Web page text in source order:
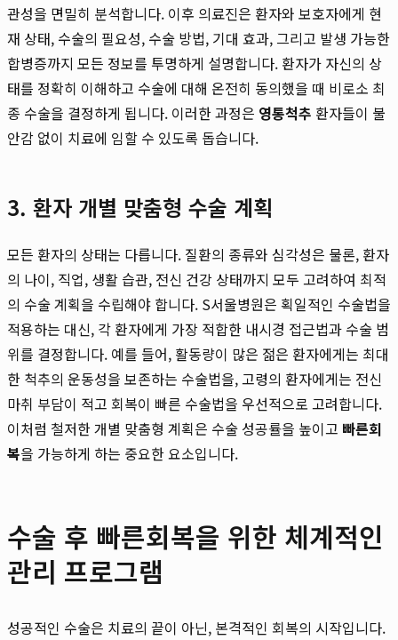
관성을 면밀히 분석합니다. 이후 의료진은 환자와 보호자에게 현
재 상태, 수술의 필요성, 수술 방법, 기대 효과, 그리고 발생 가능한
합병증까지 모든 정보를 투명하게 설명합니다. 환자가 자신의 상
태를 정확히 이해하고 수술에 대해 온전히 동의했을 때 비로소 최
종 수술을 결정하게 됩니다. 이러한 과정은 영통척추 환자들이 불
안감 없이 치료에 임할 수 있도록 돕습니다.
3. 환자 개별 맞춤형 수술 계획
모든 환자의 상태는 다릅니다. 질환의 종류와 심각성은 물론, 환자
의 나이, 직업, 생활 습관, 전신 건강 상태까지 모두 고려하여 최적
의 수술 계획을 수립해야 합니다. S서울병원은 획일적인 수술법을
적용하는 대신, 각 환자에게 가장 적합한 내시경 접근법과 수술 범
위를 결정합니다. 예를 들어, 활동량이 많은 젊은 환자에게는 최대
한 척추의 운동성을 보존하는 수술법을, 고령의 환자에게는 전신
마취 부담이 적고 회복이 빠른 수술법을 우선적으로 고려합니다.
이처럼 철저한 개별 맞춤형 계획은 수술 성공률을 높이고 빠른회
복을 가능하게 하는 중요한 요소입니다.
수술 후 빠른회복을 위한 체계적인
관리 프로그램
성공적인 수술은 치료의 끝이 아닌, 본격적인 회복의 시작입니다.